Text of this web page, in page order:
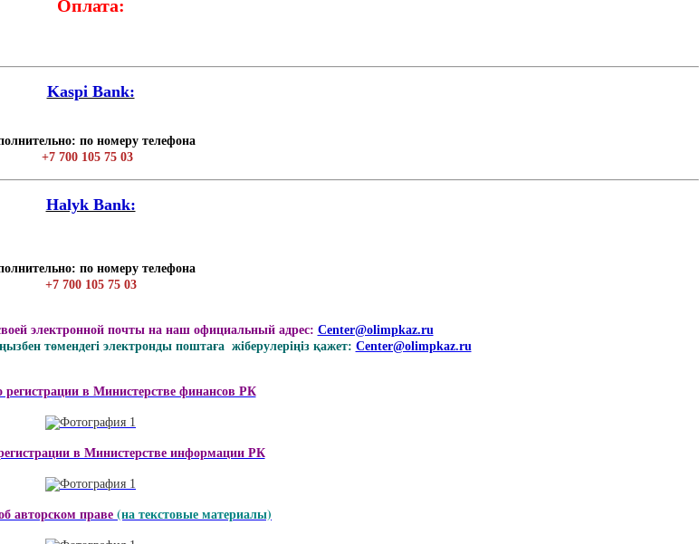
Оплата:
Kaspi Bank:
по номеру телефона
+7 700 105 75 03
Нalyk Bank:
по номеру телефона
+7 700 105 75 03
электронной почты на наш официальный адрес: Center@olimpkaz.ru
төмендегі электронды поштаға жіберулеріңіз қажет: Center@olimpkaz.ru
в Министерстве финансов РК
в Министерстве информации РК
авторском праве(на текстовые материалы)